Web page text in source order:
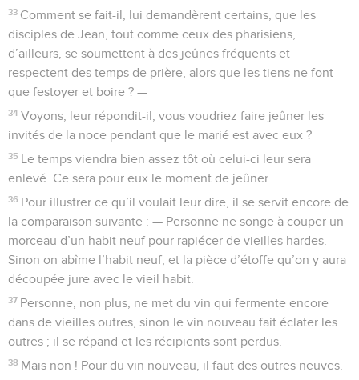
33 Comment se fait-il, lui demandèrent certains, que les
disciples de Jean, tout comme ceux des pharisiens,
d’ailleurs, se soumettent à des jeûnes fréquents et
respectent des temps de prière, alors que les tiens ne font
que festoyer et boire ? —
34 Voyons, leur répondit-il, vous voudriez faire jeûner les
invités de la noce pendant que le marié est avec eux ?
35 Le temps viendra bien assez tôt où celui-ci leur sera
enlevé. Ce sera pour eux le moment de jeûner.
36 Pour illustrer ce qu’il voulait leur dire, il se servit encore de
la comparaison suivante : — Personne ne songe à couper un
morceau d’un habit neuf pour rapiécer de vieilles hardes.
Sinon on abîme l’habit neuf, et la pièce d’étoffe qu’on y aura
découpée jure avec le vieil habit.
37 Personne, non plus, ne met du vin qui fermente encore
dans de vieilles outres, sinon le vin nouveau fait éclater les
outres ; il se répand et les récipients sont perdus.
38 Mais non ! Pour du vin nouveau, il faut des outres neuves.